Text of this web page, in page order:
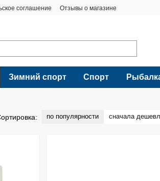
соглашение Отзывы о магазине
Зимний спорт Спорт
по популярности сначала